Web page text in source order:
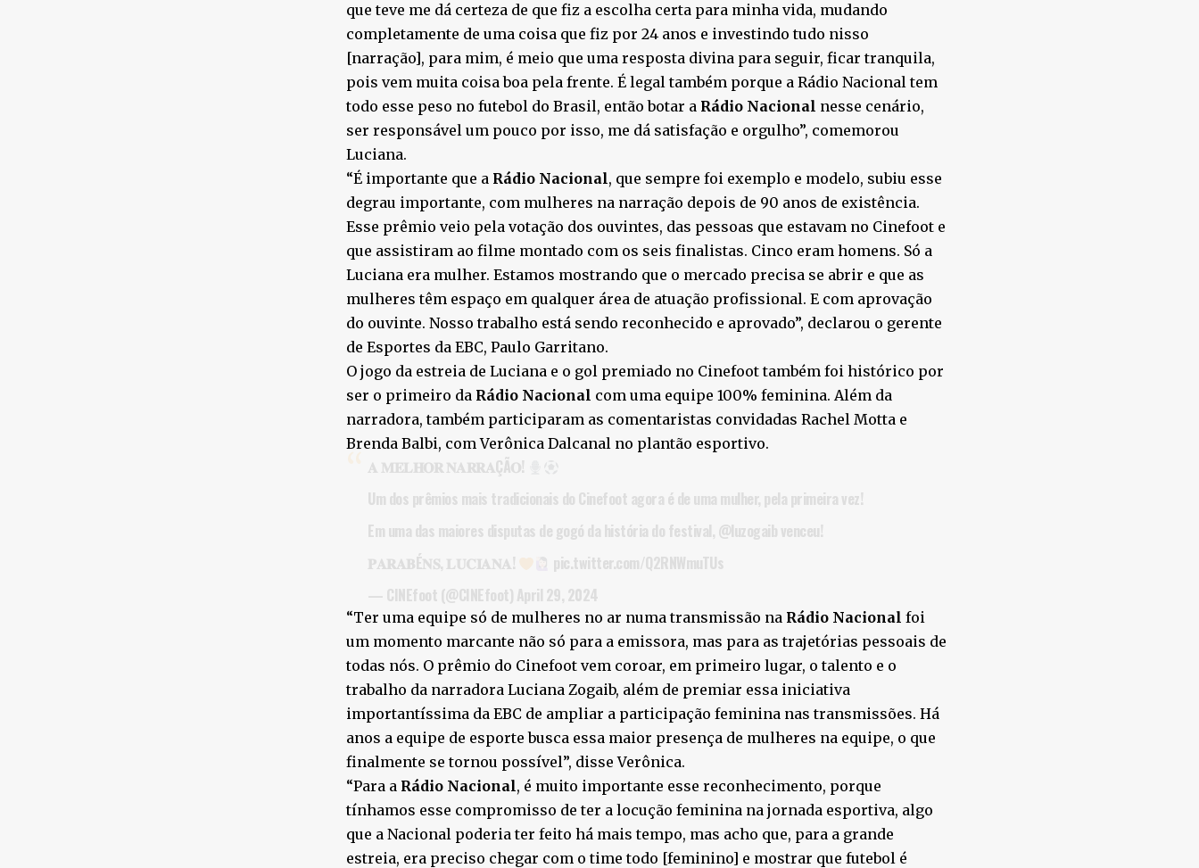
que teve me dá certeza de que fiz a escolha certa para minha vida, mudando
completamente de uma coisa que fiz por 24 anos e investindo tudo nisso
[narração], para mim, é meio que uma resposta divina para seguir, ficar tranquila,
pois vem muita coisa boa pela frente. É legal também porque a Rádio Nacional tem
todo esse peso no futebol do Brasil, então botar a Rádio Nacional nesse cenário,
ser responsável um pouco por isso, me dá satisfação e orgulho”, comemorou
Luciana.
“É importante que a Rádio Nacional, que sempre foi exemplo e modelo, subiu esse
degrau importante, com mulheres na narração depois de 90 anos de existência.
Esse prêmio veio pela votação dos ouvintes, das pessoas que estavam no Cinefoot e
que assistiram ao filme montado com os seis finalistas. Cinco eram homens. Só a
Luciana era mulher. Estamos mostrando que o mercado precisa se abrir e que as
mulheres têm espaço em qualquer área de atuação profissional. E com aprovação
do ouvinte. Nosso trabalho está sendo reconhecido e aprovado”, declarou o gerente
de Esportes da EBC, Paulo Garritano.
O jogo da estreia de Luciana e o gol premiado no Cinefoot também foi histórico por
ser o primeiro da Rádio Nacional com uma equipe 100% feminina. Além da
narradora, também participaram as comentaristas convidadas Rachel Motta e
Brenda Balbi, com Verônica Dalcanal no plantão esportivo.
𝐀 𝐌𝐄𝐋𝐇𝐎𝐑 𝐍𝐀𝐑𝐑𝐀ÇÃ𝐎!
Um dos prêmios mais tradicionais do Cinefoot agora é de uma mulher, pela primeira vez!
Em uma das maiores disputas de gogó da história do festival, @luzogaib venceu!
𝐏𝐀𝐑𝐀𝐁É𝐍𝐒, 𝐋𝐔𝐂𝐈𝐀𝐍𝐀!
pic.twitter.com/Q2RNWmuTUs
— CINEfoot (@CINEfoot) April 29, 2024
“Ter uma equipe só de mulheres no ar numa transmissão na Rádio Nacional foi
um momento marcante não só para a emissora, mas para as trajetórias pessoais de
todas nós. O prêmio do Cinefoot vem coroar, em primeiro lugar, o talento e o
trabalho da narradora Luciana Zogaib, além de premiar essa iniciativa
importantíssima da EBC de ampliar a participação feminina nas transmissões. Há
anos a equipe de esporte busca essa maior presença de mulheres na equipe, o que
finalmente se tornou possível”, disse Verônica.
“Para a Rádio Nacional, é muito importante esse reconhecimento, porque
tínhamos esse compromisso de ter a locução feminina na jornada esportiva, algo
que a Nacional poderia ter feito há mais tempo, mas acho que, para a grande
estreia, era preciso chegar com o time todo [feminino] e mostrar que futebol é